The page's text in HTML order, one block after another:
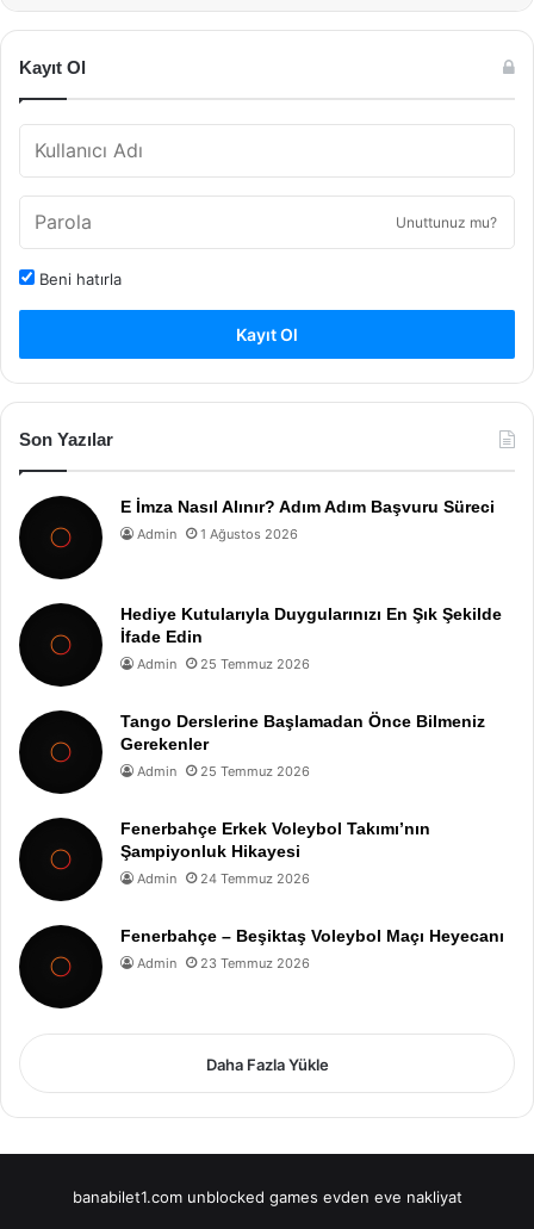
Kayıt Ol
Unuttunuz mu?
Beni hatırla
Kayıt Ol
Son Yazılar
E İmza Nasıl Alınır? Adım Adım Başvuru Süreci
Admin 1 Ağustos 2026
Hediye Kutularıyla Duygularınızı En Şık Şekilde
İfade Edin
Admin 25 Temmuz 2026
Tango Derslerine Başlamadan Önce Bilmeniz
Gerekenler
Admin 25 Temmuz 2026
Fenerbahçe Erkek Voleybol Takımı’nın
Şampiyonluk Hikayesi
Admin 24 Temmuz 2026
Fenerbahçe – Beşiktaş Voleybol Maçı Heyecanı
Admin 23 Temmuz 2026
Daha Fazla Yükle
banabilet1.com unblocked games evden eve nakliyat